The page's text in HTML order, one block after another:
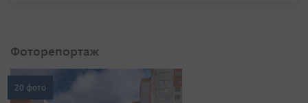
Фоторепортаж
20 фото